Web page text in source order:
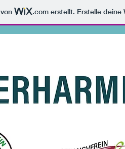
.com erstellt. Erstelle deine